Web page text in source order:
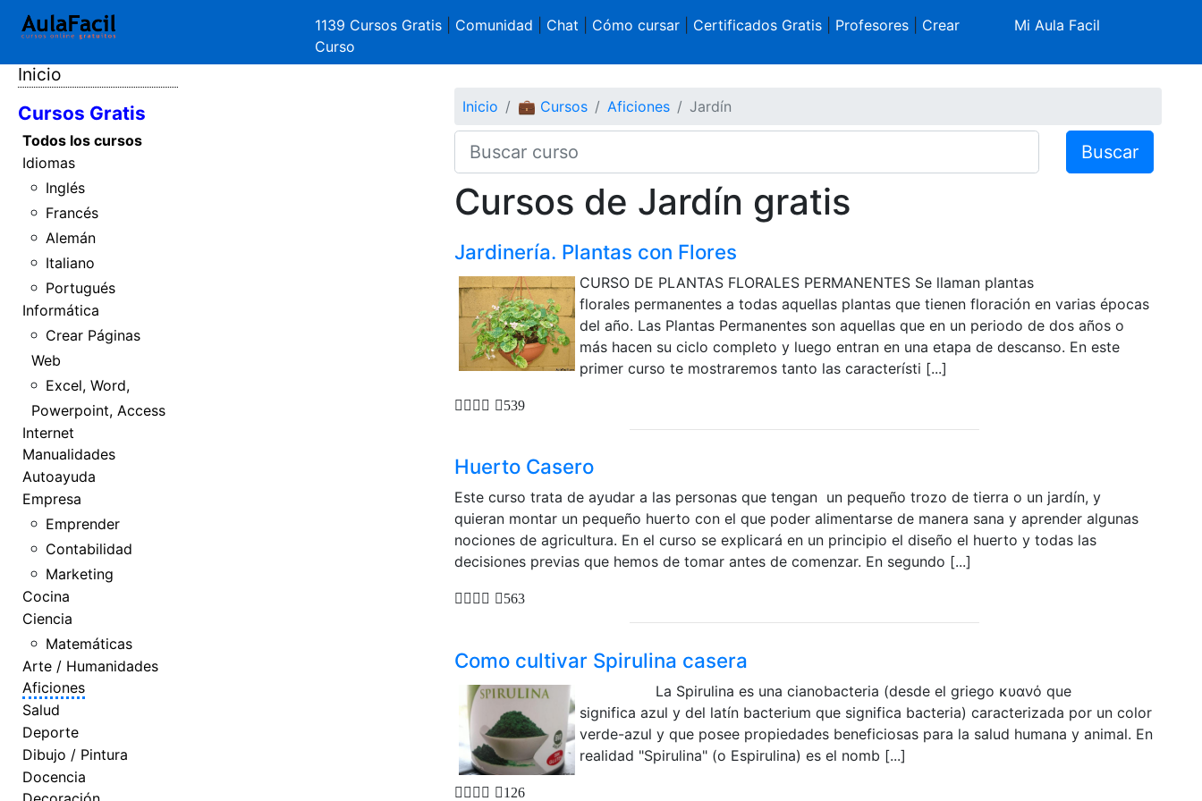
1139 Cursos Gratis Comunidad Chat Cómo cursar| Certificados Gratis| Profesores| Crear
Curso
Mi Aula Facil
Inicio
Cursos Gratis
Todos los cursos
Idiomas
Inglés
Francés
Alemán
Italiano
Portugués
Informática
Crear Páginas
Web
Excel, Word,
Powerpoint, Access
Internet
Manualidades
Autoayuda
Empresa
Emprender
Contabilidad
Marketing
Cocina
Ciencia
Matemáticas
Arte / Humanidades
Aficiones
Salud
Deporte
Dibujo / Pintura
Docencia
Inicio 💼 Cursos Aficiones Jardín
Buscar
Cursos de Jardín gratis
Jardinería. Plantas con Flores
CURSO DE PLANTAS FLORALES PERMANENTES Se llaman plantas
florales permanentes a todas aquellas plantas que tienen floración en varias épocas
del año. Las Plantas Permanentes son aquellas que en un periodo de dos años o
más hacen su ciclo completo y luego entran en una etapa de descanso. En este
primer curso te mostraremos tanto las característi [...]
539
Huerto Casero
Este curso trata de ayudar a las personas que tengan un pequeño trozo de tierra o un jardín, y
quieran montar un pequeño huerto con el que poder alimentarse de manera sana y aprender algunas
nociones de agricultura. En el curso se explicará en un principio el diseño el huerto y todas las
decisiones previas que hemos de tomar antes de comenzar. En segundo [...]
563
Como cultivar Spirulina casera
La Spirulina es una cianobacteria (desde el griego κυανό que
significa azul y del latín bacterium que significa bacteria) caracterizada por un color
verde-azul y que posee propiedades beneficiosas para la salud humana y animal. En
realidad "Spirulina" (o Espirulina) es el nomb [...]
126